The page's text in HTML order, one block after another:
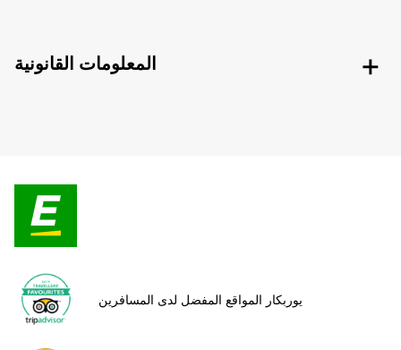
المعلومات القانونية
يوربكار المواقع المفضل لدى المسافرين